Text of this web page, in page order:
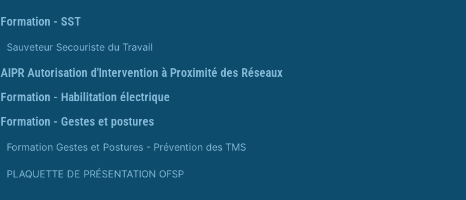
Formation - SST
Sauveteur Secouriste du Travail
AIPR Autorisation d'Intervention à Proximité des Réseaux
Formation - Habilitation électrique
Formation - Gestes et postures
Formation Gestes et Postures - Prévention des TMS
PLAQUETTE DE PRÉSENTATION OFSP